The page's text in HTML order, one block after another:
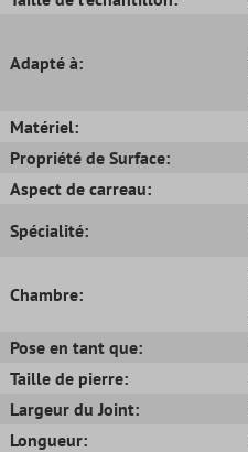
Adapté à:
Matériel:
Propriété de Surface:
Aspect de carreau:
Spécialité:
Chambre:
Pose en tant que:
Taille de pierre:
Largeur du Joint:
Longueur: